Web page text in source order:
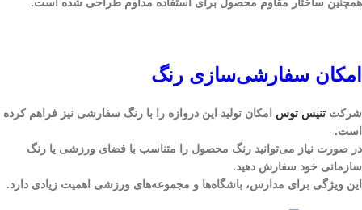
امکان سفارشی‌سازی رنگ
شرکت تنیس توس امکان تولید این دروازه را با رنگ سفارشی نیز فراهم کرده
است.
در صورت نیاز می‌توانید رنگ محصول را متناسب با فضای ورزشی یا رنگ
سازمانی خود سفارش دهید.
این ویژگی برای مدارس، باشگاه‌ها و مجموعه‌های ورزشی اهمیت زیادی دارد.